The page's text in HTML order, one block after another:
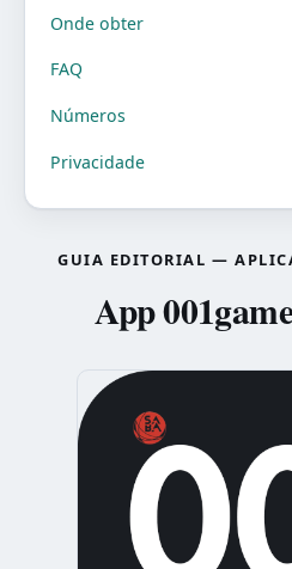
Onde obter
FAQ
Números
Privacidade
GUIA EDITORIAL —
App